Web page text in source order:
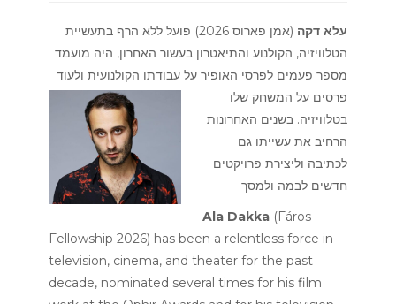
עלא דקה
(אמן פארוס 2026) פועל ללא הרף בתעשיית
הטלוויזיה, הקולנוע והתיאטרון בעשור האחרון, היה מועמד
מספר פעמים לפרסי האופיר על עבודתו הקולנועית ולעוד
פרסים על המשחק שלו
בטלוויזיה. בשנים האחרונות
הרחיב את עשייתו גם
לכתיבה וליצירת פרויקטים
חדשים לבמה ולמסך
Ala Dakka (Fáros
Fellowship 2026) has been a relentless force in
television, cinema, and theater for the past
decade, nominated several times for his film